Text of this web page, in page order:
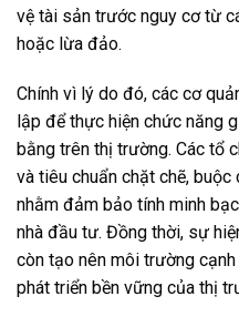
vệ tài sản trước nguy cơ từ
hoặc lừa đảo.
Chính vì lý do đó, các cơ
lập để thực hiện chức năng
bằng trên thị trường. Các tổ
và tiêu chuẩn chặt chẽ,
nhằm đảm bảo tính minh
nhà đầu tư. Đồng thời, sự
còn tạo nên môi trường
phát triển bền vững của thị